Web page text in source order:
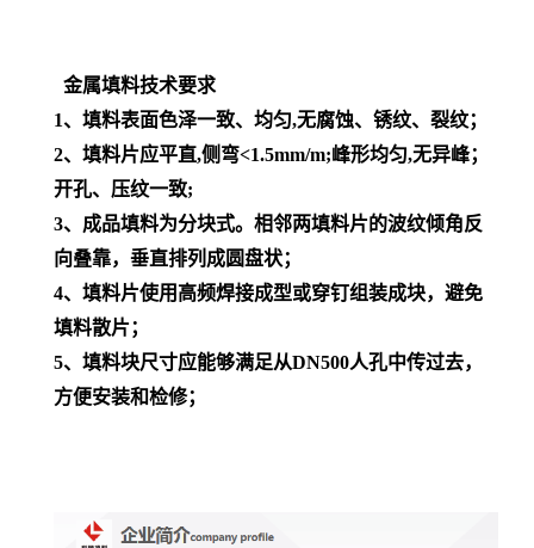
金属填料技术要求
1、 填料表面色泽一致、均匀,无腐蚀、锈纹、裂纹；
2、 填料片应平直,侧弯<1.5mm/m;峰形均匀,无异峰；
开孔、压纹一致;
3、 成品填料为分块式。相邻两填料片的波纹倾角反
向叠靠，垂直排列成圆盘状；
4、 填料片使用高频焊接成型或穿钉组装成块，避免
填料散片；
5、 填料块尺寸应能够满足从DN500人孔中传过去，
方便安装和检修；